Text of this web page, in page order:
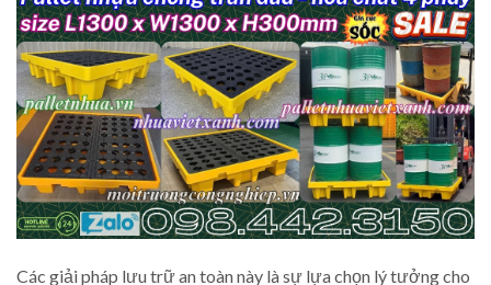
Các giải pháp lưu trữ an toàn này là sự lựa chọn lý tưởng cho